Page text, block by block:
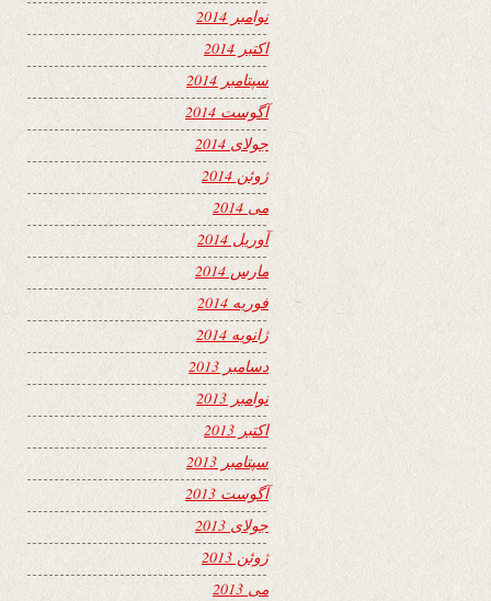
نوامبر 2014
اکتبر 2014
سپتامبر 2014
آگوست 2014
جولای 2014
ژوئن 2014
می 2014
آوریل 2014
مارس 2014
فوریه 2014
ژانویه 2014
دسامبر 2013
نوامبر 2013
اکتبر 2013
سپتامبر 2013
آگوست 2013
جولای 2013
ژوئن 2013
می 2013